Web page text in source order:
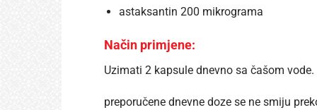
astaksantin 200 mikrograma
Način primjene:
Uzimati 2 kapsule dnevno sa čašom vode.
preporučene dnevne doze se ne smiju